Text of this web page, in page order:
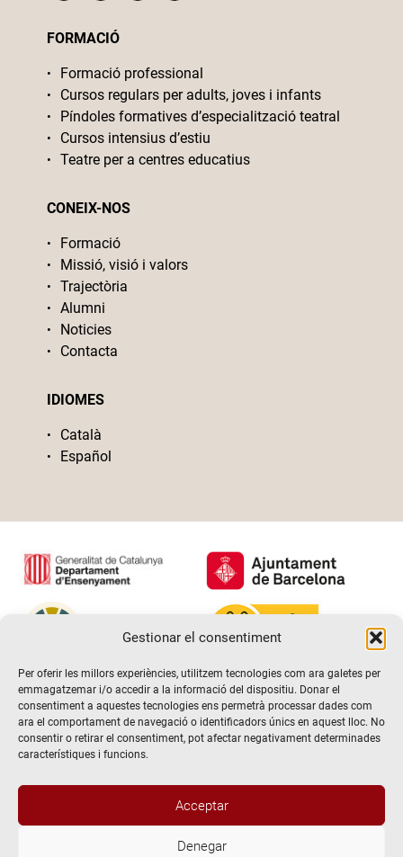
Gestionar el consentiment
Per oferir les millors experiències, utilitzem tecnologies com ara galetes per
emmagatzemar i/o accedir a la informació del dispositiu. Donar el
consentiment a aquestes tecnologies ens permetrà processar dades com
ara el comportament de navegació o identificadors únics en aquest lloc. No
consentir o retirar el consentiment, pot afectar negativament determinades
característiques i funcions.
Acceptar
Denegar
FORMACIÓ
Formació professional
Cursos regulars per adults, joves i infants
Píndoles formatives d’especialització teatral
Cursos intensius d’estiu
Teatre per a centres educatius
CONEIX-NOS
Formació
Missió, visió i valors
Trajectòria
Alumni
Noticies
Contacta
IDIOMES
Català
Español
@2026 Escola de teatre El Timbal. Tots els drets reservats